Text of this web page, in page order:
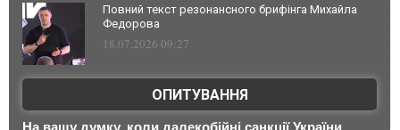
Повний текст резонансного брифінга Михайла
Федорова
18.07.2026 09:27
ОПИТУВАННЯ
На вашу думку, коли далекобійні санкції України